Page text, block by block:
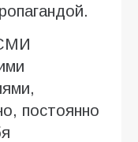
постоянно